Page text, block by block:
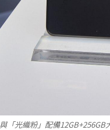
「光織粉」配備